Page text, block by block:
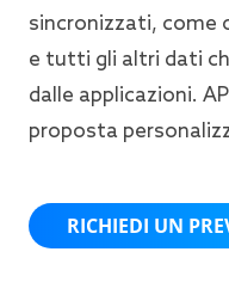
sincronizzati, come
e tutti gli altri dati
dalle applicazioni.
proposta
RICHIEDI UN